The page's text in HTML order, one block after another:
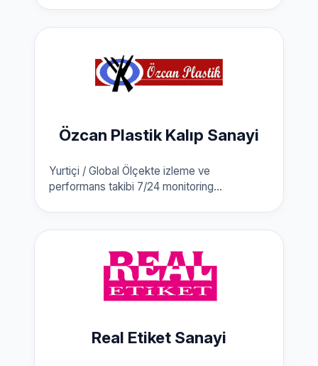
Özcan Plastik Kalıp Sanayi
Yurtiçi / Global Ölçekte izleme ve
performans takibi 7/24 monitoring...
Real Etiket Sanayi